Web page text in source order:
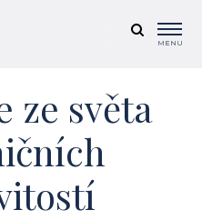
MENU
ze světa